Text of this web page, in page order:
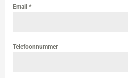
Email *
Telefoonnummer